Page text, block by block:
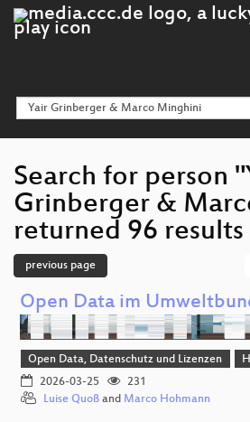
Search for person
Grinberger &
returned 96 results
previous page
Open Data im
Open Data, Datenschutz und Lizenzen
2026-03-25
231
Luise Quoß and Marco Hohmann